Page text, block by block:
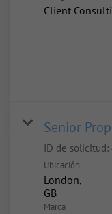
Client
Senior
ID de solicitud:
Ubicación
London,
Marca